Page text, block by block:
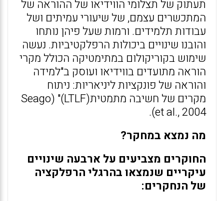
תעתוק של תצלומי הווידיאו של ההוראה של
המתכשרים עצמם, של שיעורי עמיתים ושל
עבודות תלמידים. ורמות שעל פיהן נותחו
והובנו שינויים ביכולות הרפלקטיביות. נעשה
שימוש בקוריקולום במתימטיקה הכולל מקרי
הוראה מתועדים בווידיאו ועוסק ב"למידה
והוראה של פונקציות ליניאריות: ניתוח
מקרים של חשיבה מתמטית(LTLF)" (Seago
et al., 2004).
מה נמצא במחקר?
החוקרים מצביעים על ארבעה שינויים
עיקריים שנמצאו בהרגלי הרפלקציה
של הנחקרים: